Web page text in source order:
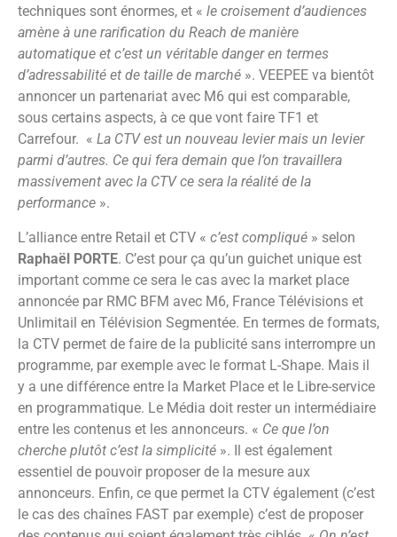
techniques sont énormes, et « le croisement d’audiences
amène à une rarification du Reach de manière
automatique et c’est un véritable danger en termes
d’adressabilité et de taille de marché ». VEEPEE va bientôt
annoncer un partenariat avec M6 qui est comparable,
sous certains aspects, à ce que vont faire TF1 et
Carrefour. « La CTV est un nouveau levier mais un levier
parmi d’autres. Ce qui fera demain que l’on travaillera
massivement avec la CTV ce sera la réalité de la
performance ».
L’alliance entre Retail et CTV « c’est compliqué » selon
Raphaël PORTE. C’est pour ça qu’un guichet unique est
important comme ce sera le cas avec la market place
annoncée par RMC BFM avec M6, France Télévisions et
Unlimitail en Télévision Segmentée. En termes de formats,
la CTV permet de faire de la publicité sans interrompre un
programme, par exemple avec le format L-Shape. Mais il
y a une différence entre la Market Place et le Libre-service
en programmatique. Le Média doit rester un intermédiaire
entre les contenus et les annonceurs. « Ce que l’on
cherche plutôt c’est la simplicité ». Il est également
essentiel de pouvoir proposer de la mesure aux
annonceurs. Enfin, ce que permet la CTV également (c’est
le cas des chaînes FAST par exemple) c’est de proposer